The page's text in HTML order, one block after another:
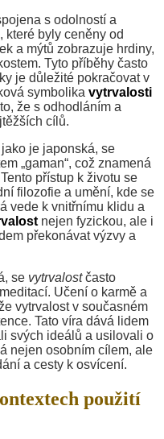
s odolností a
které byly ceněny od
a mýtů zobrazuje hrdiny,
Tyto příběhy často
je důležité pokračovat v
symbolika vytrvalosti
že s odhodláním a
cílů.
je japonská, se
„gaman“, což znamená
přístup k životu se
filozofie a umění, kde se
vede k vnitřnímu klidu a
nejen fyzickou, ale i
překonávat výzvy a
se vytrvalostčasto
Učení o karmě a
vytrvalost v současném
Tato víra dává lidem
svých ideálů a usilovali o
nejen osobním cílem, ale
a cesty k osvícení.
použití